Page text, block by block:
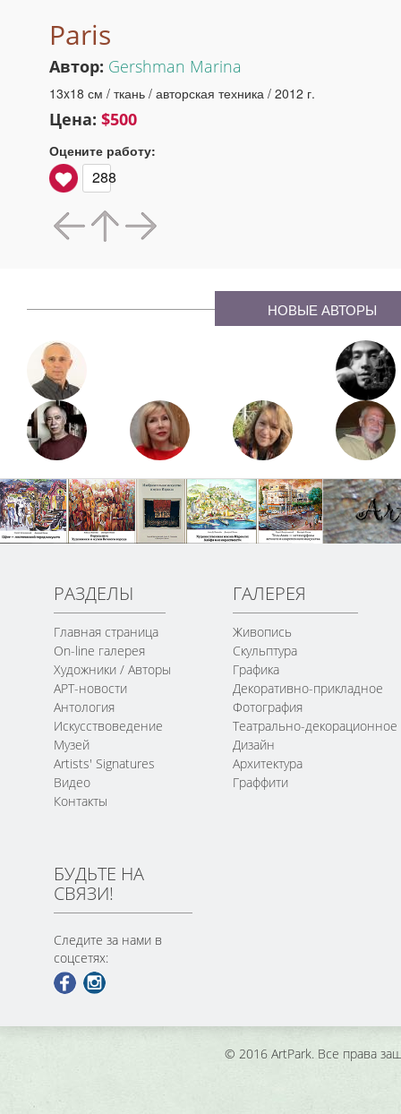
Paris
Автор: Gershman Marina
13x18 см / ткань / авторская техника / 2012 г.
Цена: $500
Оцените работу:
288
НОВЫЕ АВТОРЫ
РАЗДЕЛЫ
Главная страница
On-line галерея
Художники / Авторы
АРТ-новости
Антология
Искусствоведение
Музей
Artists' Signatures
Видео
Контакты
ГАЛЕРЕЯ
Живопись
Скульптура
Графика
Декоративно-прикладное
Фотография
Театрально-декорационное
Дизайн
Архитектура
Граффити
БУДЬТЕ НА
СВЯЗИ!
Следите за нами в
соцсетях:
© 2016 ArtPark. Все права